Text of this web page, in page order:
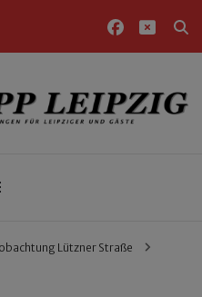
und Gäste
Lützner Straße